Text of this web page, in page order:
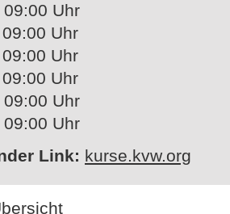
Uhr
Uhr
Uhr
Uhr
Uhr
Uhr
Link: kurse.kvw.org